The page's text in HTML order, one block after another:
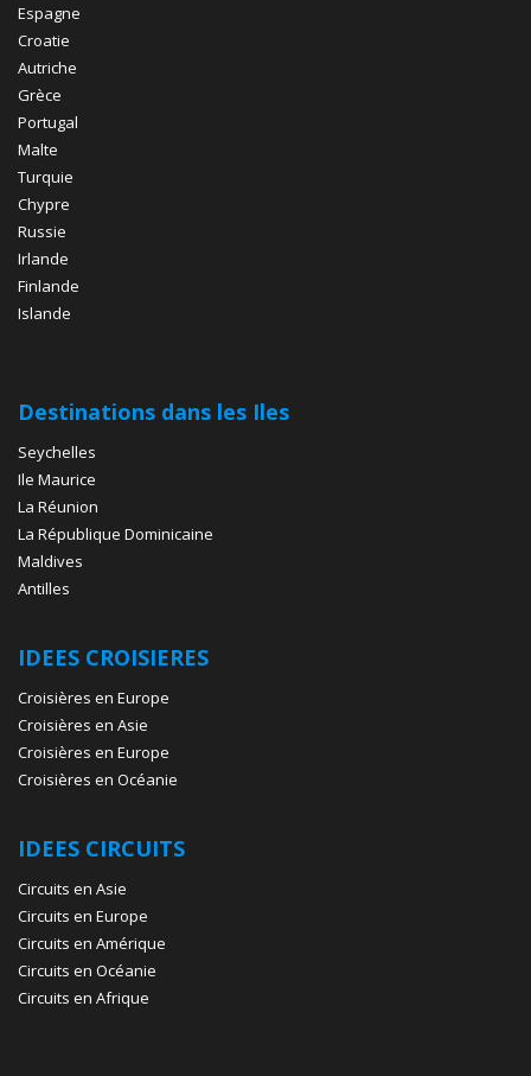
Espagne
Croatie
Autriche
Grèce
Portugal
Malte
Turquie
Chypre
Russie
Irlande
Finlande
Islande
Destinations dans les Iles
Seychelles
Ile Maurice
La Réunion
La République Dominicaine
Maldives
Antilles
IDEES CROISIERES
Croisières en Europe
Croisières en Asie
Croisières en Europe
Croisières en Océanie
IDEES CIRCUITS
Circuits en Asie
Circuits en Europe
Circuits en Amérique
Circuits en Océanie
Circuits en Afrique